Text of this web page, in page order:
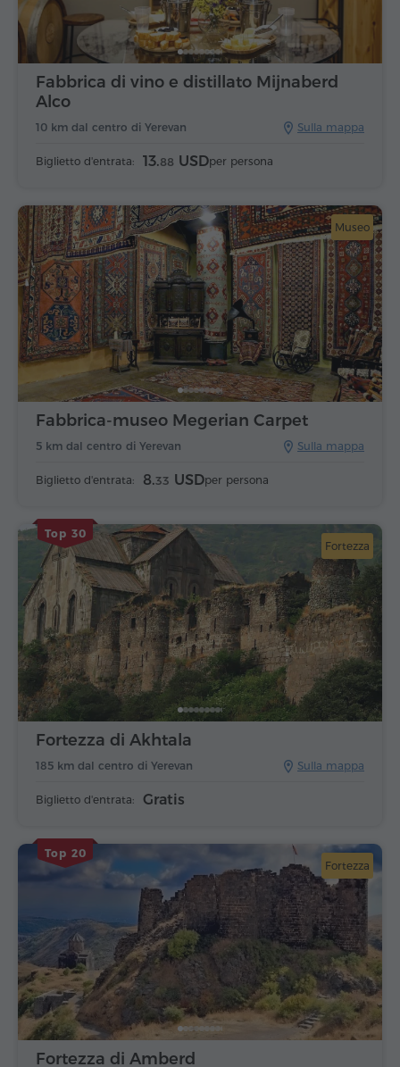
Sulla mappa
10 km dal centro di Yerevan
Fabbrica di vino e distillato Mijnaberd
Alco
Biglietto d'entrata: 13.88 USDper persona
Museo
Sulla mappa
5 km dal centro di Yerevan
Fabbrica-museo Megerian Carpet
Biglietto d'entrata: 8.33 USDper persona
Top 30
Fortezza
Sulla mappa
185 km dal centro di Yerevan
Fortezza di Akhtala
Biglietto d'entrata: Gratis
Top 20
Fortezza
Fortezza di Amberd